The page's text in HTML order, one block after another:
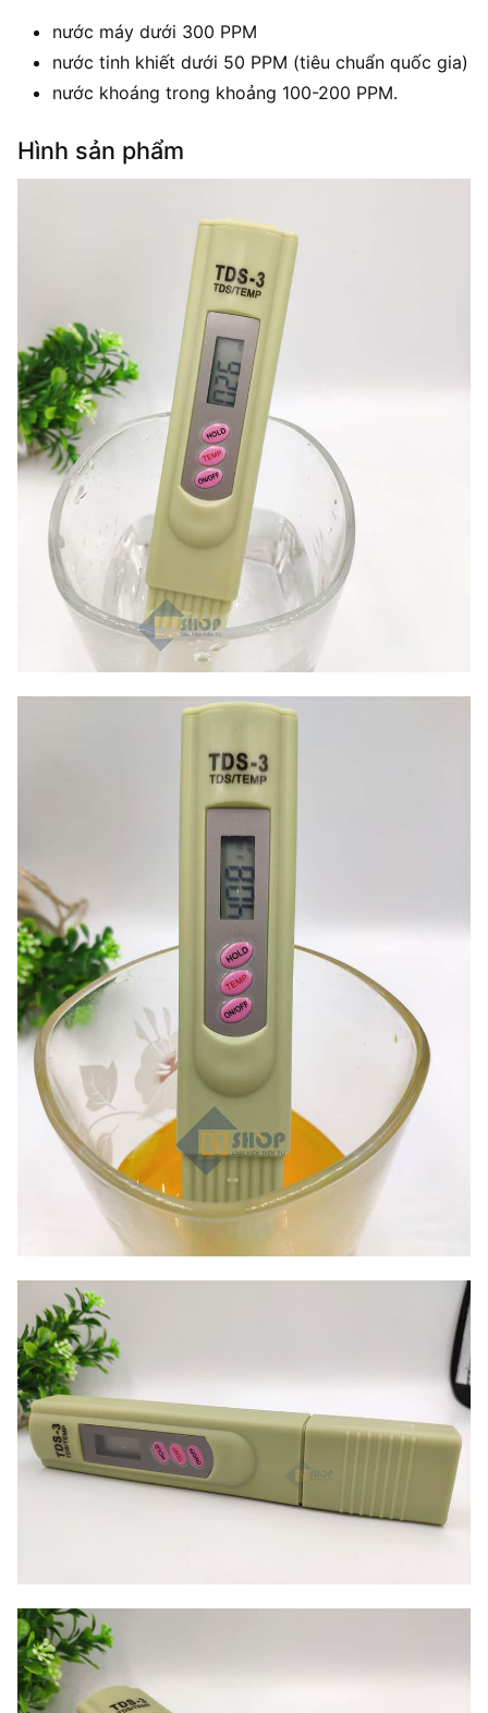
nước máy dưới 300 PPM
nước tinh khiết dưới 50 PPM (tiêu chuẩn quốc gia)
nước khoáng trong khoảng 100-200 PPM.
Hình sản phẩm